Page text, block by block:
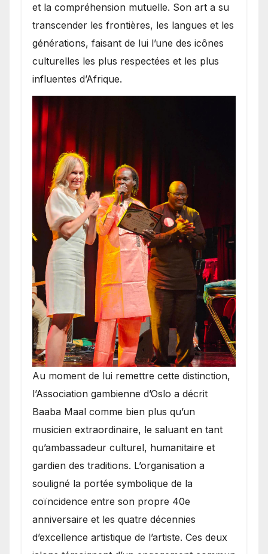
et la compréhension mutuelle. Son art a su
transcender les frontières, les langues et les
générations, faisant de lui l’une des icônes
culturelles les plus respectées et les plus
influentes d’Afrique.
​Au moment de lui remettre cette distinction,
l’Association gambienne d’Oslo a décrit
Baaba Maal comme bien plus qu’un
musicien extraordinaire, le saluant en tant
qu’ambassadeur culturel, humanitaire et
gardien des traditions. L’organisation a
souligné la portée symbolique de la
coïncidence entre son propre 40e
anniversaire et les quatre décennies
d’excellence artistique de l’artiste. Ces deux